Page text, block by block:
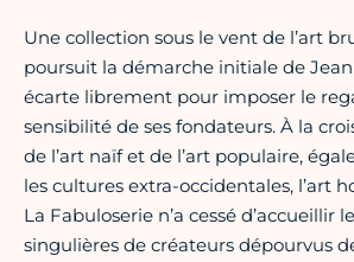
Une collection sous le vent de l’art
poursuit la démarche initiale de Jean
écarte librement pour imposer le
sensibilité de ses fondateurs. À la
de l’art naïf et de l’art populaire,
les cultures extra-occidentales, l’art
La Fabuloserie n’a cessé d’accueillir
singulières de créateurs dépourvus